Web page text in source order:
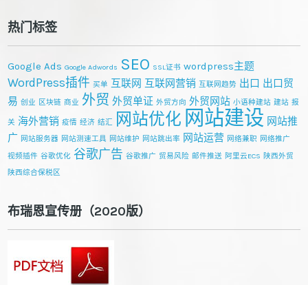
热门标签
Google Ads Google Adwords SEO SSL证书 wordpress主题
WordPress插件 买单 互联网 互联网营销 互联网趋势 出口 出口贸
易 创业 区块链 商业 外贸 外贸单证 外贸方向 外贸网站 小语种建站 建站 报
关 海外营销 疫情 经济 结汇 网站优化 网站建设 网站推
广 网站服务器 网站测速工具 网站维护 网站跳出率 网站运营 网络兼职 网络推广
视频插件 谷歌优化 谷歌广告 谷歌推广 贸易风险 邮件推送 阿里云ECS 陕西外贸
陕西综合保税区
布瑞恩宣传册（2020版）